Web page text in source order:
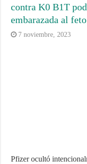
contra K0 B1T
embarazada al feto
7 noviembre, 2023
Pfizer ocultó